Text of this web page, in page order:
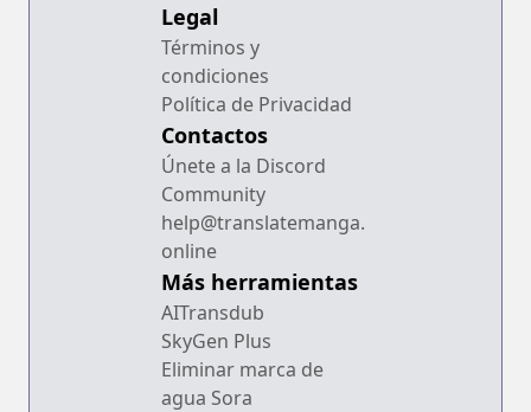
Legal
Términos y
condiciones
Política de Privacidad
Contactos
Únete a la Discord
Community
help@translatemanga.
online
Más herramientas
AITransdub
SkyGen Plus
Eliminar marca de
agua Sora